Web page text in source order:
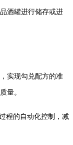
酒罐进行储存或进
实现勾兑配方的准
量。
程的自动化控制，减